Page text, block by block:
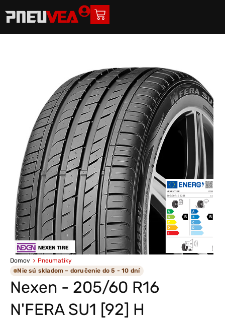
Domov
Pneumatiky
Nie sú skladom – doručenie do 5 - 10 dní
Nexen - 205/60 R16
N'FERA SU1 [92] H